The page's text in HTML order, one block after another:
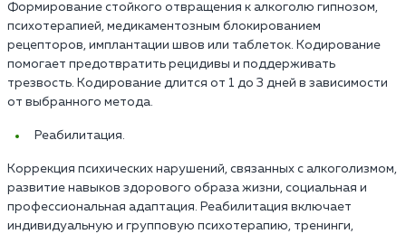
Формирование стойкого отвращения к алкоголю гипнозом,
психотерапией, медикаментозным блокированием
рецепторов, имплантации швов или таблеток. Кодирование
помогает предотвратить рецидивы и поддерживать
трезвость. Кодирование длится от 1 до 3 дней в зависимости
от выбранного метода.
Реабилитация.
Коррекция психических нарушений, связанных с алкоголизмом,
развитие навыков здорового образа жизни, социальная и
профессиональная адаптация. Реабилитация включает
индивидуальную и групповую психотерапию, тренинги,